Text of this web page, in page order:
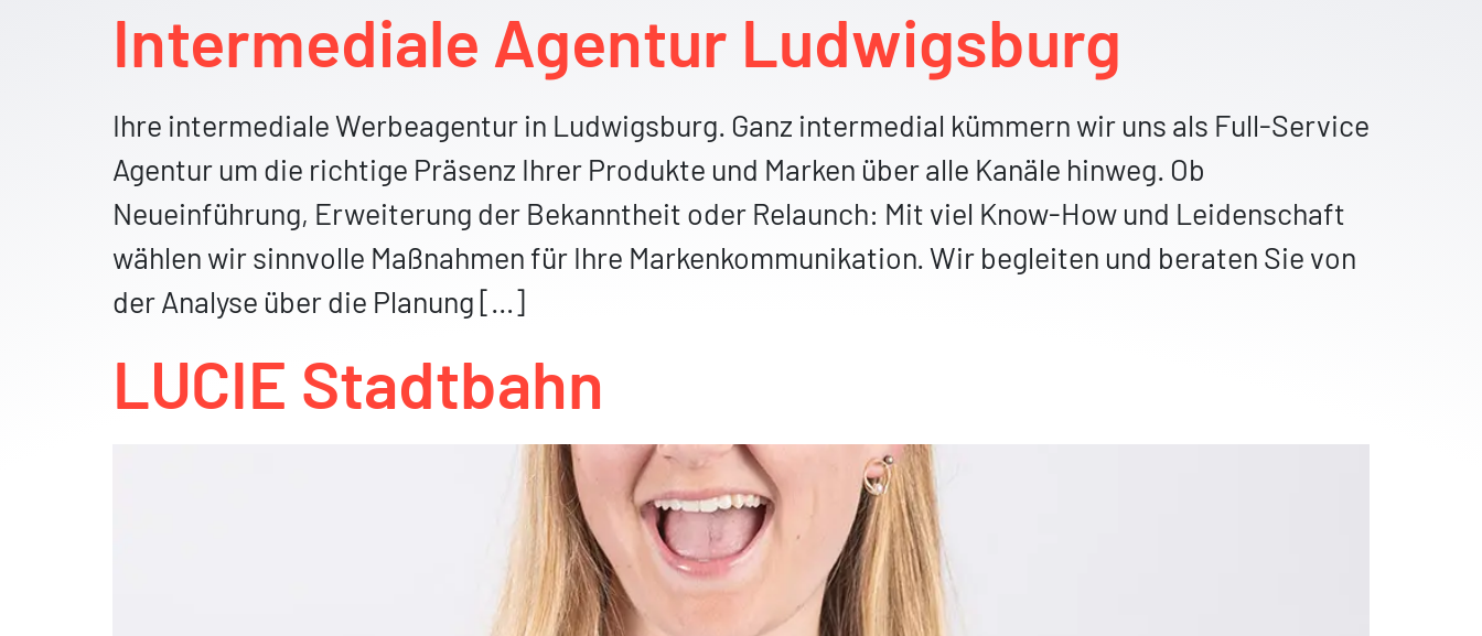
Intermediale Agentur Ludwigsburg
Ihre intermediale Werbeagentur in Ludwigsburg. Ganz intermedial kümmern wir uns als Full-Service
Agentur um die richtige Präsenz Ihrer Produkte und Marken über alle Kanäle hinweg. Ob
Neueinführung, Erweiterung der Bekanntheit oder Relaunch: Mit viel Know-How und Leidenschaft
wählen wir sinnvolle Maßnahmen für Ihre Markenkommunikation. Wir begleiten und beraten Sie von
der Analyse über die Planung […]
LUCIE Stadtbahn